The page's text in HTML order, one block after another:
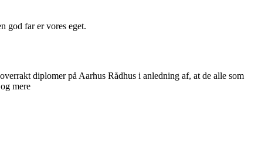
god far er vores eget.
diplomer på Aarhus Rådhus i anledning af, at de alle som
mere